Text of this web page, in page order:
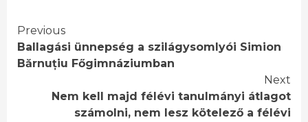
Continue
Reading
Previous
Ballagási ünnepség a szilágysomlyói Simion
Bărnuțiu Főgimnáziumban
Next
Nem kell majd félévi tanulmányi átlagot
számolni, nem lesz kötelező a félévi